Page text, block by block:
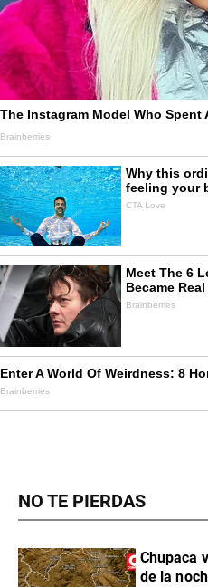
NO TE PIERDAS
Chupaca
de la